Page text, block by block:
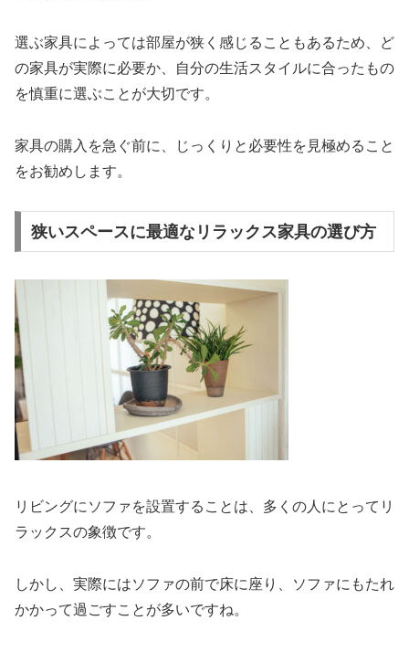
選ぶ家具によっては部屋が狭く感じることもあるため、ど
の家具が実際に必要か、自分の生活スタイルに合ったもの
を慎重に選ぶことが大切です。
家具の購入を急ぐ前に、じっくりと必要性を見極めること
をお勧めします。
狭いスペースに最適なリラックス家具の選び方
リビングにソファを設置することは、多くの人にとってリ
ラックスの象徴です。
しかし、実際にはソファの前で床に座り、ソファにもたれ
かかって過ごすことが多いですね。